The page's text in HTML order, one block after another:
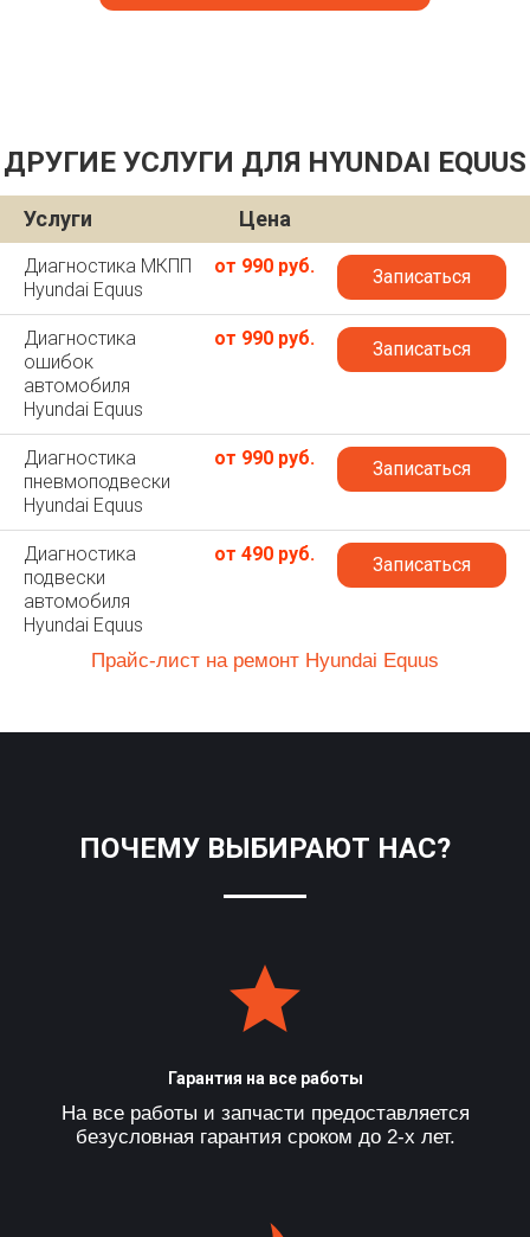
ДРУГИЕ УСЛУГИ ДЛЯ HYUNDAI EQUUS
Услуги Цена
Диагностика МКПП
Hyundai Equus
от 990 руб. Записаться
Диагностика
ошибок
автомобиля
Hyundai Equus
от 990 руб. Записаться
Диагностика
пневмоподвески
Hyundai Equus
от 990 руб. Записаться
Диагностика
подвески
автомобиля
Hyundai Equus
от 490 руб. Записаться
Прайс-лист на ремонт Hyundai Equus
ПОЧЕМУ ВЫБИРАЮТ НАС?
Гарантия на все работы
На все работы и запчасти предоставляется
безусловная гарантия сроком до 2-х лет.